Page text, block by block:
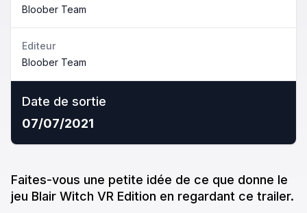
Bloober Team
Editeur
Bloober Team
Date de sortie
07/07/2021
Faites-vous une petite idée de ce que donne le
jeu Blair Witch VR Edition en regardant ce trailer.